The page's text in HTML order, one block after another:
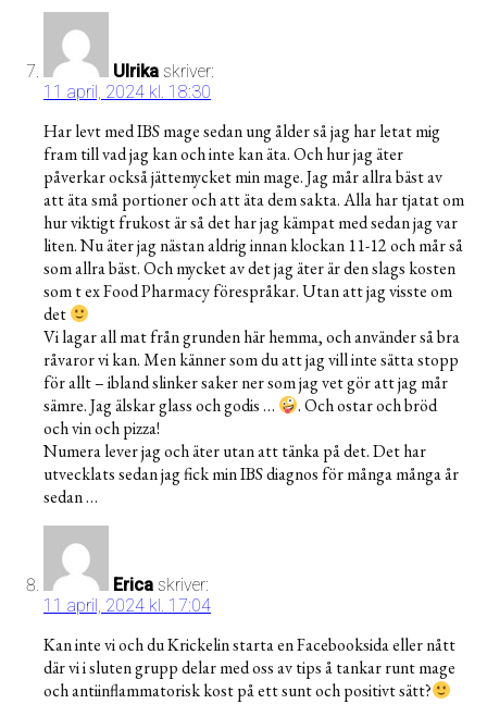
Ulrika skriver:
11 april, 2024 kl. 18:30
Har levt med IBS mage sedan ung ålder så jag har letat mig
fram till vad jag kan och inte kan äta. Och hur jag äter
påverkar också jättemycket min mage. Jag mår allra bäst av
att äta små portioner och att äta dem sakta. Alla har tjatat om
hur viktigt frukost är så det har jag kämpat med sedan jag var
liten. Nu äter jag nästan aldrig innan klockan 11-12 och mår så
som allra bäst. Och mycket av det jag äter är den slags kosten
som t ex Food Pharmacy förespråkar. Utan att jag visste om
det
Vi lagar all mat från grunden här hemma, och använder så bra
råvaror vi kan. Men känner som du att jag vill inte sätta stopp
för allt – ibland slinker saker ner som jag vet gör att jag mår
sämre. Jag älskar glass och godis …
. Och ostar och bröd
och vin och pizza!
Numera lever jag och äter utan att tänka på det. Det har
utvecklats sedan jag fick min IBS diagnos för många många år
sedan …
Erica skriver:
11 april, 2024 kl. 17:04
Kan inte vi och du Krickelin starta en Facebooksida eller nått
där vi i sluten grupp delar med oss av tips å tankar runt mage
och antiinflammatorisk kost på ett sunt och positivt sätt?